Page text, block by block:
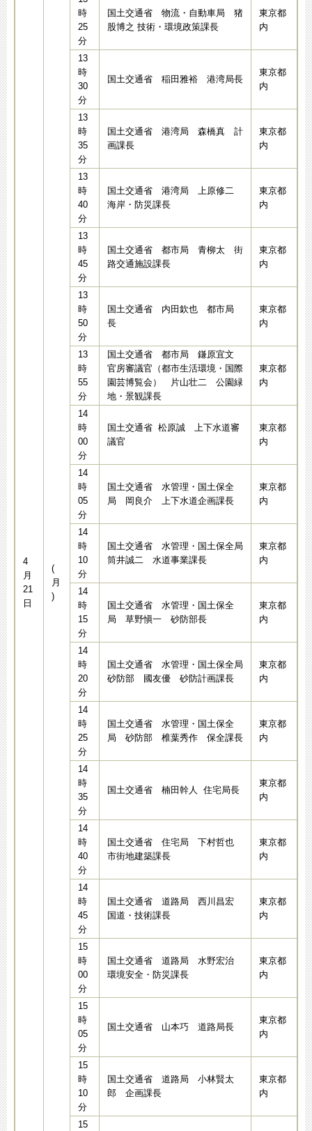
4
月
21
日
(
月
)
時
25
分
国土交通省 物流・自動車局 猪
股博之 技術・環境政策課長
東京都
内
13
時
30
分
国土交通省 稲田雅裕 港湾局長
東京都
内
13
時
35
分
国土交通省 港湾局 森橋真 計
画課長
東京都
内
13
時
40
分
国土交通省 港湾局 上原修二
海岸・防災課長
東京都
内
13
時
45
分
国土交通省 都市局 青柳太 街
路交通施設課長
東京都
内
13
時
50
分
国土交通省 内田欽也 都市局
長
東京都
内
13
時
55
分
国土交通省 都市局 鎌原宜文
官房審議官（都市生活環境・国際
園芸博覧会） 片山壮二 公園緑
地・景観課長
東京都
内
14
時
00
分
国土交通省 松原誠 上下水道審
議官
東京都
内
14
時
05
分
国土交通省 水管理・国土保全
局 岡良介 上下水道企画課長
東京都
内
14
時
10
分
国土交通省 水管理・国土保全局
筒井誠二 水道事業課長
東京都
内
14
時
15
分
国土交通省 水管理・国土保全
局 草野愼一 砂防部長
東京都
内
14
時
20
分
国土交通省 水管理・国土保全局
砂防部 國友優 砂防計画課長
東京都
内
14
時
25
分
国土交通省 水管理・国土保全
局 砂防部 椎葉秀作 保全課長
東京都
内
14
時
35
分
国土交通省 楠田幹人 住宅局長
東京都
内
14
時
40
分
国土交通省 住宅局 下村哲也
市街地建築課長
東京都
内
14
時
45
分
国土交通省 道路局 西川昌宏
国道・技術課長
東京都
内
15
時
00
分
国土交通省 道路局 水野宏治
環境安全・防災課長
東京都
内
15
時
05
分
国土交通省 山本巧 道路局長
東京都
内
15
時
10
分
国土交通省 道路局 小林賢太
郎 企画課長
東京都
内
15